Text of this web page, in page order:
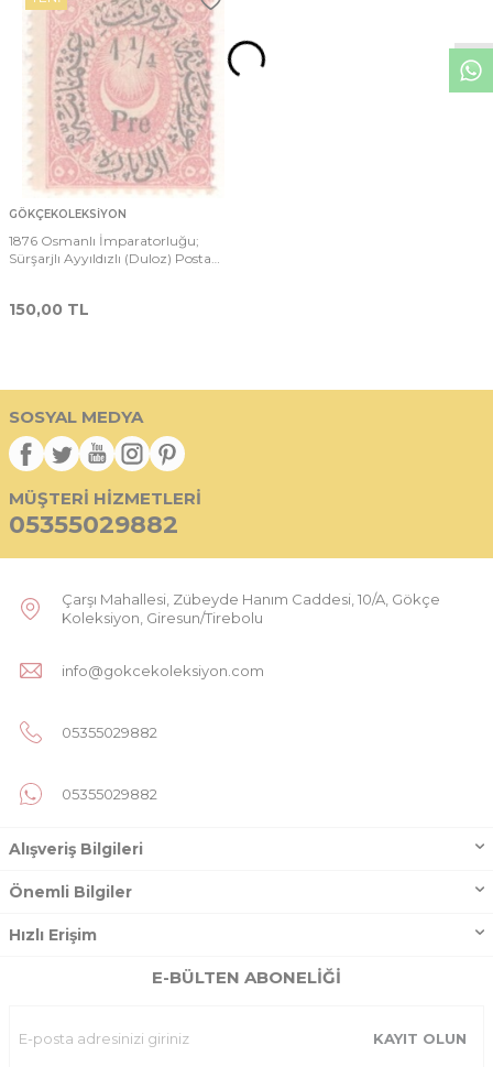
GÖKÇEKOLEKSIYON
1876 Osmanlı İmparatorluğu;
Sürşarjlı Ayyıldızlı (Duloz) Posta
150,00 TL
SOSYAL MEDYA
MÜŞTERI HIZMETLERI
05355029882
Çarşı Mahallesi, Zübeyde Hanım Caddesi, 10/A, Gökçe
Koleksiyon, Giresun/Tirebolu
info@gokcekoleksiyon.com
05355029882
05355029882
Alışveriş Bilgileri
Önemli Bilgiler
Hızlı Erişim
E-BÜLTEN ABONELIĞI
KAYIT OLUN